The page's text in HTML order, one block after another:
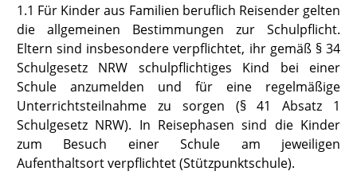
1.1 Für Kinder aus Familien beruflich Reisender gelten
die allgemeinen Bestimmungen zur Schulpflicht.
Eltern sind insbesondere verpflichtet, ihr gemäß § 34
Schulgesetz NRW schulpflichtiges Kind bei einer
Schule anzumelden und für eine regelmäßige
Unterrichtsteilnahme zu sorgen (§ 41 Absatz 1
Schulgesetz NRW). In Reisephasen sind die Kinder
zum Besuch einer Schule am jeweiligen
Aufenthaltsort verpflichtet (Stützpunktschule).